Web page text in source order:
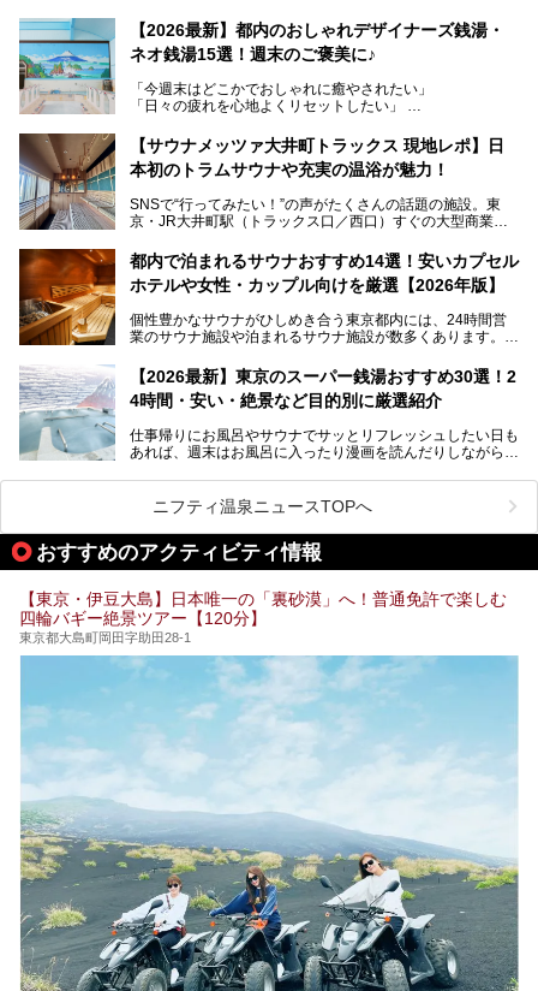
レトロでノスタルジックなタイル絵はそのまま、昔からここ
を知る地元の人にも、新しく足を運んでくれる人にも愛され
る、今の時代の"銭湯"として生まれ変わりました。洞窟のよ
ビアバーなど、新しく登場したスポットも併せて紹介しま
す。充実した設備があるのに、基本の入浴料が銭湯価格の5
【2026最新】都内のおしゃれデザイナーズ銭湯・
ネオ銭湯15選！週末のご褒美に♪
「今週末はどこかでおしゃれに癒やされたい」
「日々の疲れを心地よくリセットしたい」
となっている新しいスタイルの銭湯です。
最近、SNSやメディアで「デザイナーズ銭湯」や「ネオ銭
本記事では、そもそもこれらがどんな銭湯なのか、その気に
いおしゃれな名店15選を、おすすめの順番で一挙にご紹介
します。
【サウナメッツァ大井町トラックス 現地レポ】日
本初のトラムサウナや充実の温浴が魅力！
SNSで“行ってみたい！”の声がたくさんの話題の施設。東
京・JR大井町駅（トラックス口／西口）すぐの大型商業施
ツァ大井町トラックス」がニューオープン。施設の様子をレ
ポ―トします。
都内で泊まれるサウナおすすめ14選！安いカプセル
ホテルや女性・カップル向けを厳選【2026年版】
個性豊かなサウナがひしめき合う東京都内には、24時間営
業のサウナ施設や泊まれるサウナ施設が数多くあります。
を旅の目的とする「サ旅」や自分へのご褒美のための宿泊な
ど、自分の好きなタイミングで好きなだけサ活ができるのが
魅力です。
最近では、男性専用施設だけでなく、カップルや女性に嬉し
い個室サウナも増えてきました。
ら、特におすすめしたい施設14選をご紹介します。
してみてください。
【2026最新】東京のスーパー銭湯おすすめ30選！2
4時間・安い・絶景など目的別に厳選紹介
仕事帰りにお風呂やサウナでサッとリフレッシュしたい日も
あれば、週末はお風呂に入ったり漫画を読んだりしながら一
また、終電を逃してしまい、「このまま朝までゆっくりでき
る場所があれば」と探した経験がある人も多いのではないで
しょうか。
そこで本記事では、東京でおすすめのスーパー銭湯を、目的
24時間営業で宿泊できる施設や、1,000円以下で楽しめる安
い施設、デートや休日レジャーにもぴったりなエンタメ要素
が充実した施設など、利用のシーンに合わせて参考にしてく
ださい。
ニフティ温泉ニュースTOPへ
おすすめのアクティビティ情報
【東京・伊豆大島】日本唯一の「裏砂漠」へ！普通免許で楽しむ
四輪バギー絶景ツアー【120分】
東京都大島町岡田字助田28-1